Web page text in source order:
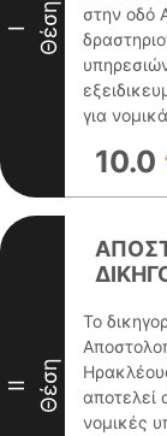
I Θέση
στην οδό
για
10.0
II Θέση
Το
αποτελεί
νομικές